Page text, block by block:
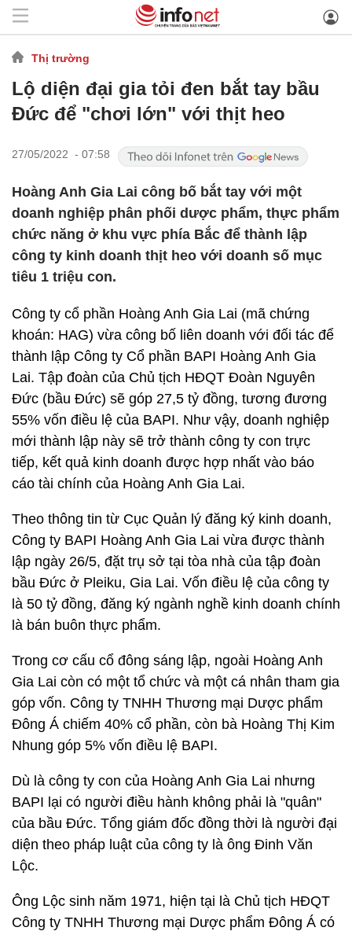
Thị trường
Lộ diện đại gia tỏi đen bắt tay bầu
Đức để "chơi lớn" với thịt heo
27/05/2022 - 07:58
Hoàng Anh Gia Lai công bố bắt tay với một
doanh nghiệp phân phối dược phẩm, thực phẩm
chức năng ở khu vực phía Bắc để thành lập
công ty kinh doanh thịt heo với doanh số mục
tiêu 1 triệu con.
Công ty cổ phần Hoàng Anh Gia Lai (mã chứng
khoán: HAG) vừa công bố liên doanh với đối tác để
thành lập Công ty Cổ phần BAPI Hoàng Anh Gia
Lai. Tập đoàn của Chủ tịch HĐQT Đoàn Nguyên
Đức (bầu Đức) sẽ góp 27,5 tỷ đồng, tương đương
55% vốn điều lệ của BAPI. Như vậy, doanh nghiệp
mới thành lập này sẽ trở thành công ty con trực
tiếp, kết quả kinh doanh được hợp nhất vào báo
cáo tài chính của Hoàng Anh Gia Lai.
Theo thông tin từ Cục Quản lý đăng ký kinh doanh,
Công ty BAPI Hoàng Anh Gia Lai vừa được thành
lập ngày 26/5, đặt trụ sở tại tòa nhà của tập đoàn
bầu Đức ở Pleiku, Gia Lai. Vốn điều lệ của công ty
là 50 tỷ đồng, đăng ký ngành nghề kinh doanh chính
là bán buôn thực phẩm.
Trong cơ cấu cổ đông sáng lập, ngoài Hoàng Anh
Gia Lai còn có một tổ chức và một cá nhân tham gia
góp vốn. Công ty TNHH Thương mại Dược phẩm
Đông Á chiếm 40% cổ phần, còn bà Hoàng Thị Kim
Nhung góp 5% vốn điều lệ BAPI.
Dù là công ty con của Hoàng Anh Gia Lai nhưng
BAPI lại có người điều hành không phải là "quân"
của bầu Đức. Tổng giám đốc đồng thời là người đại
diện theo pháp luật của công ty là ông Đinh Văn
Lộc.
Ông Lộc sinh năm 1971, hiện tại là Chủ tịch HĐQT
Công ty TNHH Thương mại Dược phẩm Đông Á có